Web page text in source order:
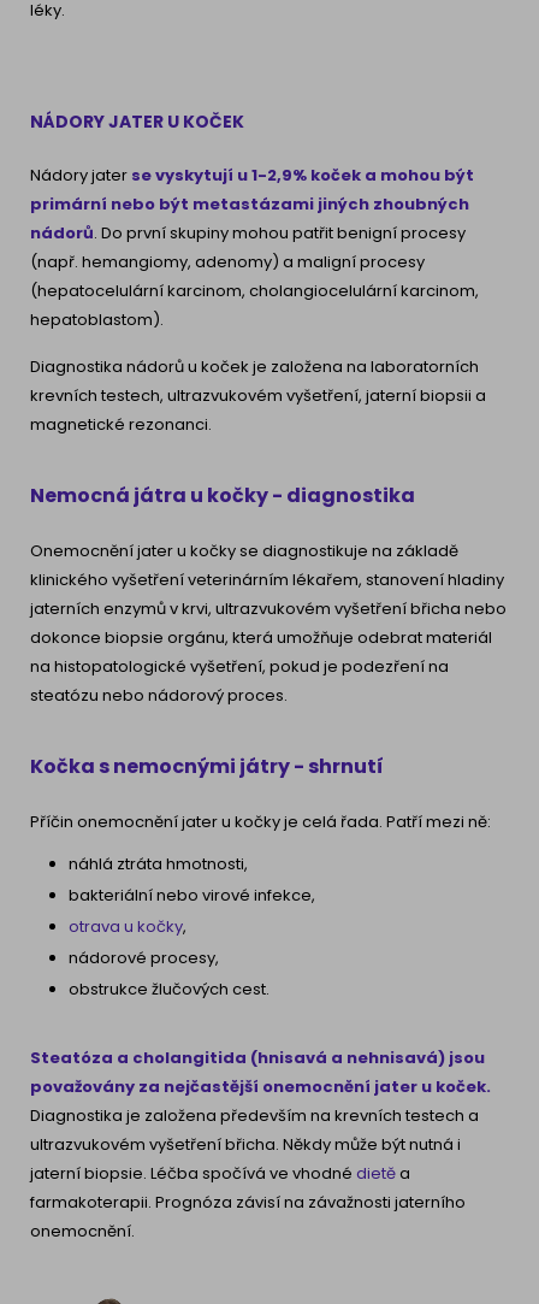
léky.
NÁDORY JATER U KOČEK
Nádory jater se vyskytují u 1-2,9% koček a mohou být
primární nebo být metastázami jiných zhoubných
nádorů. Do první skupiny mohou patřit benigní procesy
(např. hemangiomy, adenomy) a maligní procesy
(hepatocelulární karcinom, cholangiocelulární karcinom,
hepatoblastom).
Diagnostika nádorů u koček je založena na laboratorních
krevních testech, ultrazvukovém vyšetření, jaterní biopsii a
magnetické rezonanci.
Nemocná játra u kočky - diagnostika
Onemocnění jater u kočky se diagnostikuje na základě
klinického vyšetření veterinárním lékařem, stanovení hladiny
jaterních enzymů v krvi, ultrazvukovém vyšetření břicha nebo
dokonce biopsie orgánu, která umožňuje odebrat materiál
na histopatologické vyšetření, pokud je podezření na
steatózu nebo nádorový proces.
Kočka s nemocnými játry - shrnutí
Příčin onemocnění jater u kočky je celá řada. Patří mezi ně:
náhlá ztráta hmotnosti,
bakteriální nebo virové infekce,
otrava u kočky,
nádorové procesy,
obstrukce žlučových cest.
Steatóza a cholangitida (hnisavá a nehnisavá) jsou
považovány za nejčastější onemocnění jater u koček.
Diagnostika je založena především na krevních testech a
ultrazvukovém vyšetření břicha. Někdy může být nutná i
jaterní biopsie. Léčba spočívá ve vhodné dietěa
farmakoterapii. Prognóza závisí na závažnosti jaterního
onemocnění.